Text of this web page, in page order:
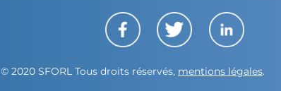
© 2020 SFORL Tous droits réservés, mentions légales.